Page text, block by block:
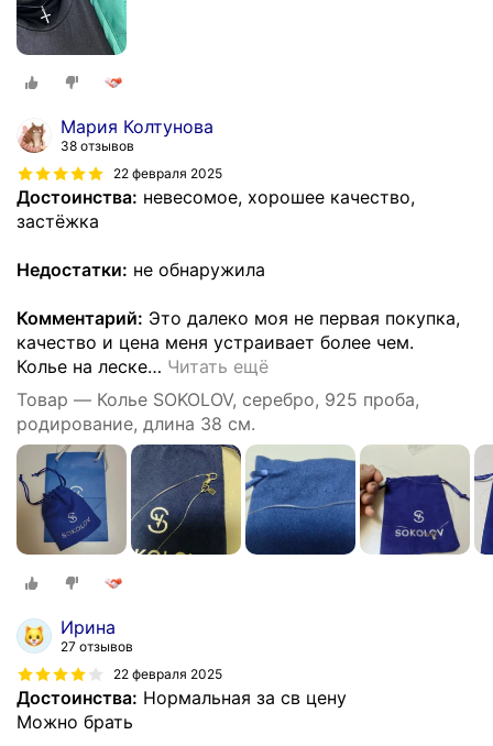
Мария Колтунова
38 отзывов
22 февраля 2025
Достоинства: невесомое, хорошее качество,
застёжка
Недостатки: не обнаружила
Комментарий: Это далеко моя не первая покупка,
качество и цена меня устраивает более чем.
Колье на леске… Читать ещё
Товар — Колье SOKOLOV, серебро, 925 проба,
родирование, длина 38 см.
Ирина
27 отзывов
22 февраля 2025
Достоинства: Нормальная за св цену
Можно брать